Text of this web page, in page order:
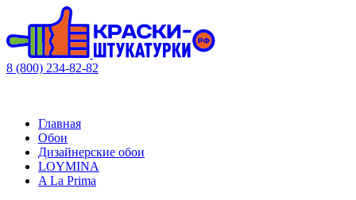
8 (800) 234-82-82
Главная
Обои
Дизайнерские обои
LOYMINA
A La Prima